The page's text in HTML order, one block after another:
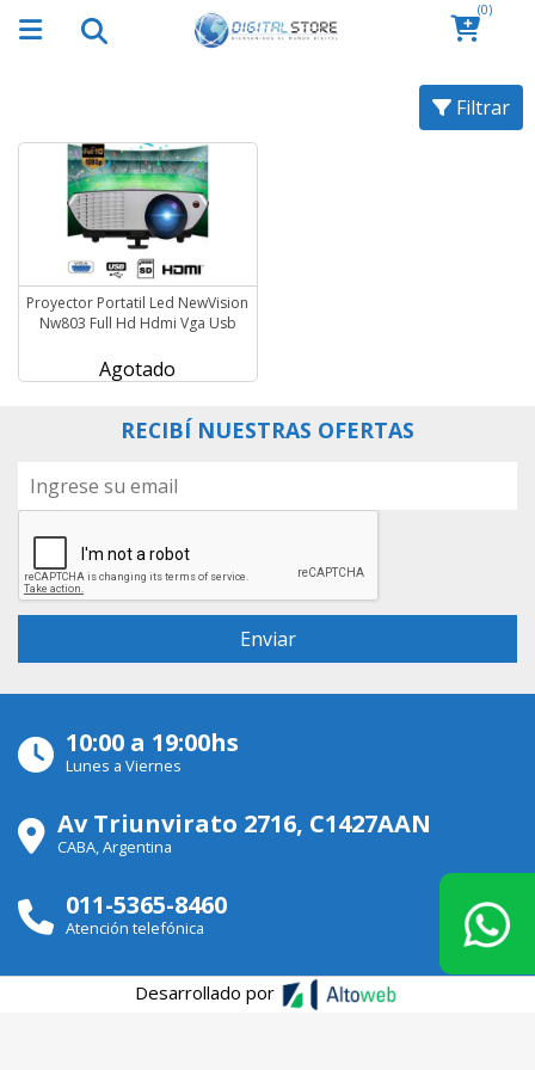
(0)
Filtrar
Proyector Portatil Led NewVision
Nw803 Full Hd Hdmi Vga Usb
Agotado
RECIBÍ NUESTRAS OFERTAS
10:00 a 19:00hs
Lunes a Viernes
Av Triunvirato 2716, C1427AAN
CABA, Argentina
011-5365-8460
Atención telefónica
Desarrollado por